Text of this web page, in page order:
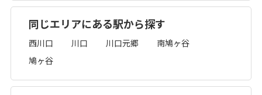
同じエリアにある駅から探す
西川口 川口 川口元郷
南鳩ヶ谷
鳩ヶ谷